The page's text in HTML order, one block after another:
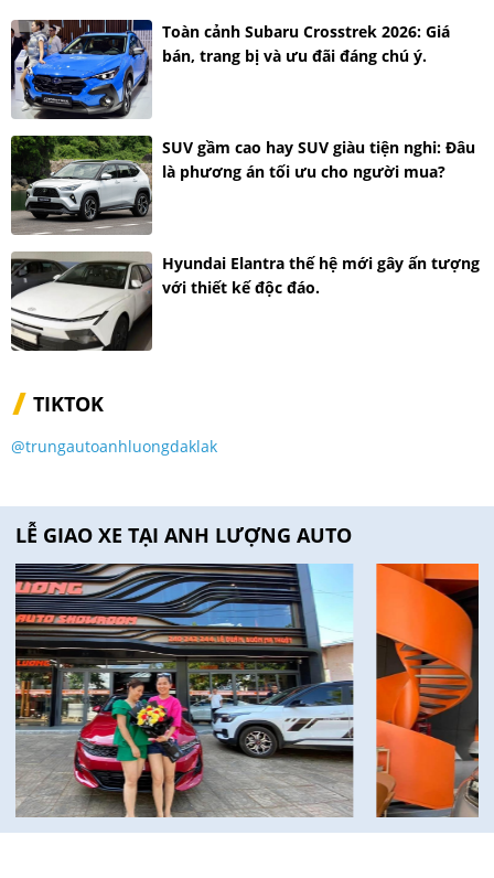
Toàn cảnh Subaru Crosstrek 2026: Giá
bán, trang bị và ưu đãi đáng chú ý.
SUV gầm cao hay SUV giàu tiện nghi: Đâu
là phương án tối ưu cho người mua?
Hyundai Elantra thế hệ mới gây ấn tượng
với thiết kế độc đáo.
TIKTOK
@trungautoanhluongdaklak
LỄ GIAO XE TẠI ANH LƯỢNG AUTO